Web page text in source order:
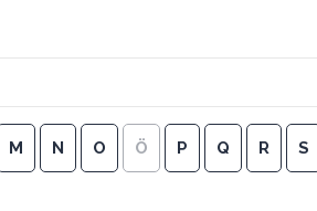
M N O Ö P Q R S